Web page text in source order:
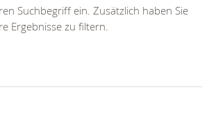
Suchbegriff ein. Zusätzlich haben Sie
Ergebnisse zu filtern.